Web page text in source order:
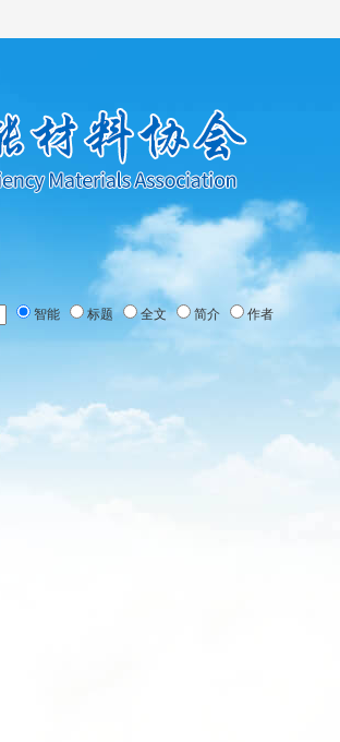
智能
标题 全文 简介
作者